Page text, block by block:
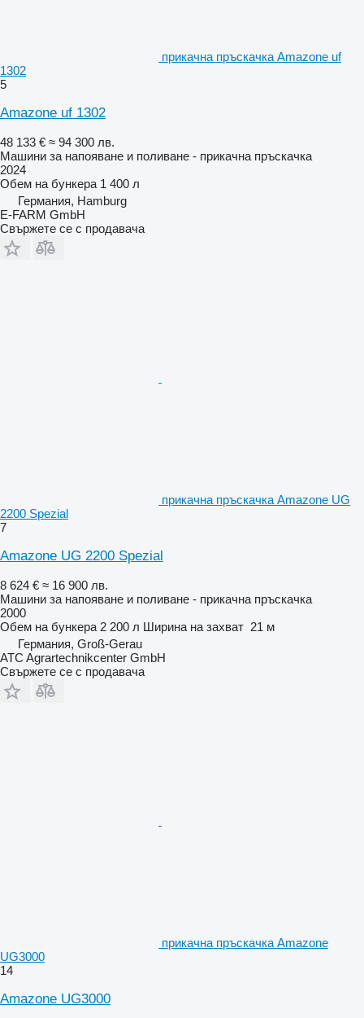
прикачна пръскачка Amazone uf
1302
5
Amazone uf 1302
48 133 € ≈ 94 300 лв.
Машини за напояване и поливане - прикачна пръскачка
2024
Обем на бункера 1 400 л
Германия, Hamburg
E-FARM GmbH
Свържете се с продавача
прикачна пръскачка Amazone UG
2200 Spezial
7
Amazone UG 2200 Spezial
8 624 € ≈ 16 900 лв.
Машини за напояване и поливане - прикачна пръскачка
2000
Обем на бункера 2 200 л Ширина на захват 21 м
Германия, Groß-Gerau
ATC Agrartechnikcenter GmbH
Свържете се с продавача
прикачна пръскачка Amazone
UG3000
14
Amazone UG3000